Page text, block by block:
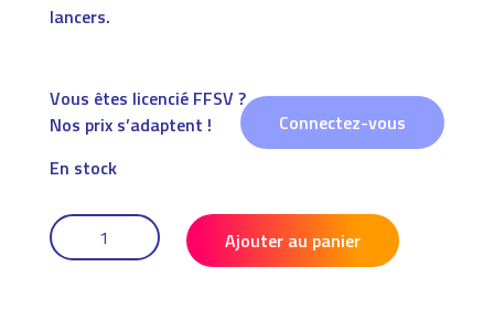
lancers.
Vous êtes licencié FFSV ?
Nos prix s’adaptent !
Connectez-vous
En stock
QUANTITÉ
DE
LOT
Ajouter au panier